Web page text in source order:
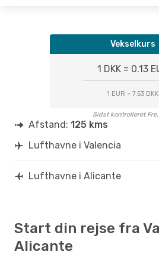
Vekselkurs
1 DKK = 0.13
1 EUR = 7.53 DKK
Sidst kontrolleret
Afstand: 125 kms
Lufthavne i Valencia
Lufthavne i Alicante
Start din rejse fra
Alicante